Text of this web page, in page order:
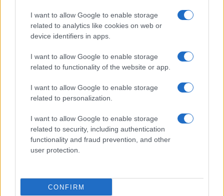
I want to allow Google to enable storage
related to analytics like cookies on web or
device identifiers in apps.
I want to allow Google to enable storage
related to functionality of the website or app.
I want to allow Google to enable storage
related to personalization.
I want to allow Google to enable storage
related to security, including authentication
functionality and fraud prevention, and other
user protection.
CONFIRM
Tre milioni di euro dalla Provincia Gallura per
Arzachena
Incidente sulla strada provinciale ad Arzachena,
un ferito
Delta Center